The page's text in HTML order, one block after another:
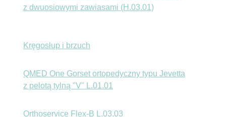
z dwuosiowymi zawiasami (H.03.01)
Kręgosłup i brzuch
QMED One Gorset ortopedyczny typu Jevetta
z pelotą tylną "V" L.01.01
Orthoservice Flex-B L.03.03